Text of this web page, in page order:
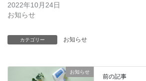
2022年10月24日
お知らせ
カテゴリー お知らせ
お知らせ
前の記事